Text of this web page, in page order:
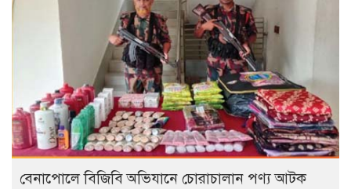
বেনাপোলে বিজিবি অভিযানে চোরাচালান পণ্য আটক